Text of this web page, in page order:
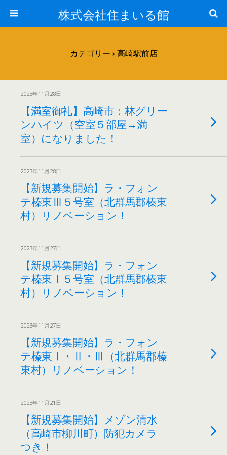
株式会社住まいる館
カテゴリー › 高崎駅前店
2023年11月28日
【満室御礼】高崎市：林グリー
ンハイツ（空室５部屋→満
室）になりました！
2023年11月28日
【新規募集開始】ラ・フォン
テ榛東Ⅲ５号室（北群馬郡榛東
村）リノベーション！
2023年11月27日
【新規募集開始】ラ・フォン
テ榛東Ⅰ５号室（北群馬郡榛東
村）リノベーション！
2023年11月27日
【新規募集開始】ラ・フォン
テ榛東Ⅰ・Ⅱ・Ⅲ（北群馬郡榛
東村）リノベーション！
2023年11月21日
【新規募集開始】メゾン清水
（高崎市柳川町）防犯カメラ
つき！